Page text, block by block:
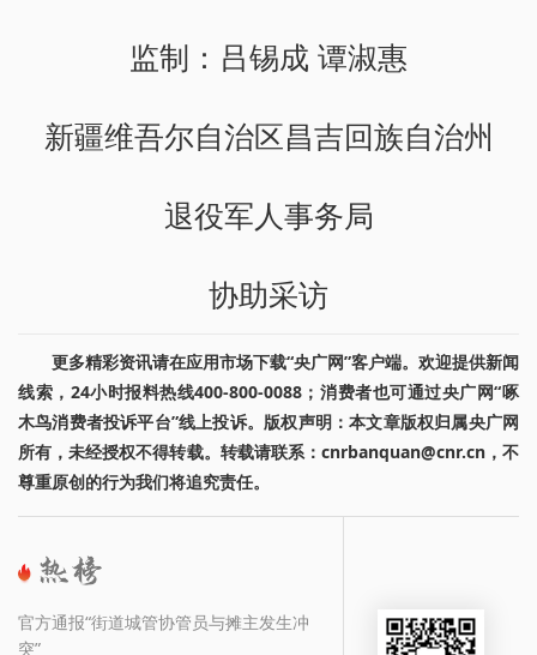
监制：吕锡成 谭淑惠
新疆维吾尔自治区昌吉回族自治州
退役军人事务局
协助采访
更多精彩资讯请在应用市场下载“央广网”客户端。欢迎提供新闻
线索，24小时报料热线400-800-0088；消费者也可通过央广网“啄
木鸟消费者投诉平台”线上投诉。版权声明：本文章版权归属央广网
所有，未经授权不得转载。转载请联系：cnrbanquan@cnr.cn，不
尊重原创的行为我们将追究责任。
官方通报“街道城管协管员与摊主发生冲
突”